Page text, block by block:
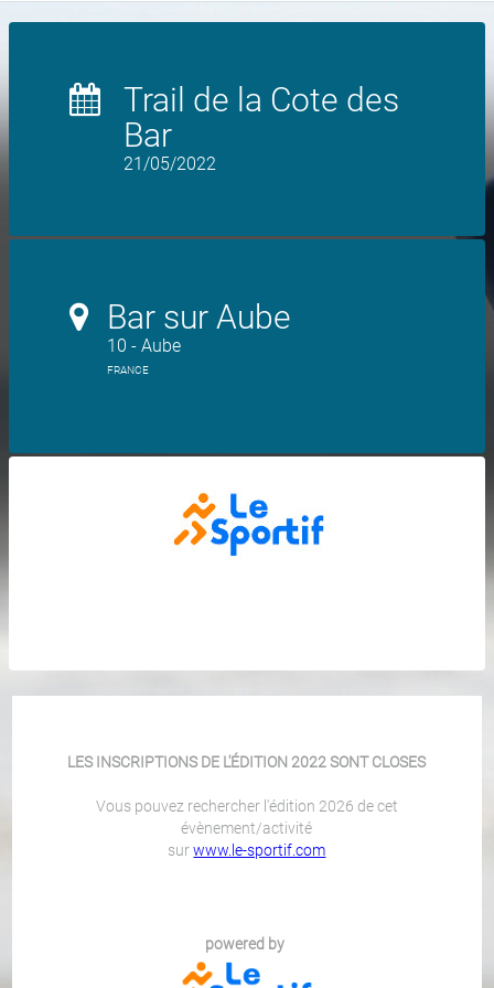
Trail de la Cote des
Bar
21/05/2022
Bar sur Aube
10 - Aube
FRANCE
LES INSCRIPTIONS DE L'ÉDITION 2022 SONT CLOSES
Vous pouvez rechercher l'édition 2026 de cet
évènement/activité
surwww.le-sportif.com
powered by